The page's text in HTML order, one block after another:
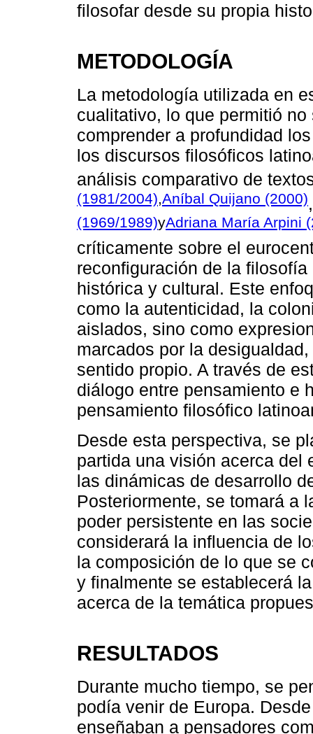
filosofar desde su propia
METODOLOGÍA
La metodología utilizada en
cualitativo, lo que permitió
comprender a profundidad
los discursos filosóficos
análisis comparativo de
(1981/2004),Aníbal Quijano (2000)
(1969/1989)yAdriana María Arpini
críticamente sobre el
reconfiguración de la
histórica y cultural. Este
como la autenticidad, la
aislados, sino como
marcados por la
sentido propio. A través de
diálogo entre pensamiento e
pensamiento filosófico
Desde esta perspectiva, se
partida una visión acerca del
las dinámicas de desarrollo
Posteriormente, se tomará a
poder persistente en las
considerará la influencia de
la composición de lo que se
y finalmente se establecerá
acerca de la temática
RESULTADOS
Durante mucho tiempo, se
podía venir de Europa.
enseñaban a pensadores